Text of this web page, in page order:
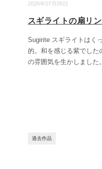
2026年07月05日
スギライトの扇リ
Sugirite スギライトはく
的。和を感じる紫でし
の雰囲気を生かしました。
過去作品